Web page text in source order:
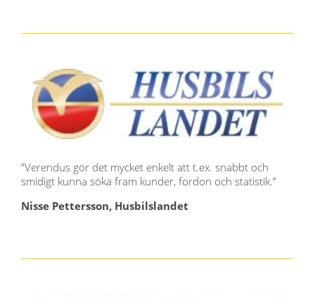
”Verendus gör det mycket enkelt att t.ex. snabbt och
smidigt kunna söka fram kunder, fordon och statistik.”
Nisse Pettersson, Husbilslandet